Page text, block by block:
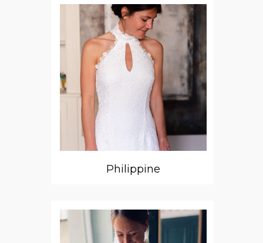
Philippine